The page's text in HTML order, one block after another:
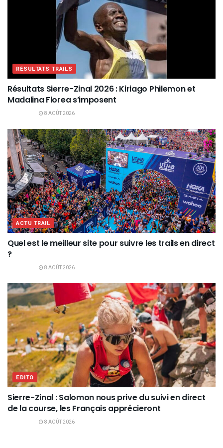
RÉSULTATS TRAILS
Résultats Sierre-Zinal 2026 : Kiriago Philemon et
Madalina Florea s’imposent
8 AOÛT 2026
ACTU TRAIL
Quel est le meilleur site pour suivre les trails en direct
?
8 AOÛT 2026
EDITO
Sierre-Zinal : Salomon nous prive du suivi en direct
de la course, les Français apprécieront
8 AOÛT 2026